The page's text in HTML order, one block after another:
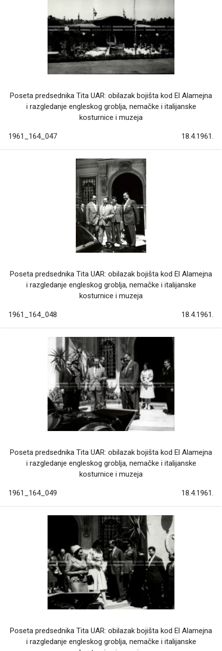
Poseta predsednika Tita UAR: obilazak bojišta kod El Alamejna
i razgledanje engleskog groblja, nemačke i italijanske
kosturnice i muzeja
1961_164_047 18.4.1961.
Poseta predsednika Tita UAR: obilazak bojišta kod El Alamejna
i razgledanje engleskog groblja, nemačke i italijanske
kosturnice i muzeja
1961_164_048 18.4.1961.
Poseta predsednika Tita UAR: obilazak bojišta kod El Alamejna
i razgledanje engleskog groblja, nemačke i italijanske
kosturnice i muzeja
1961_164_049 18.4.1961.
Poseta predsednika Tita UAR: obilazak bojišta kod El Alamejna
i razgledanje engleskog groblja, nemačke i italijanske